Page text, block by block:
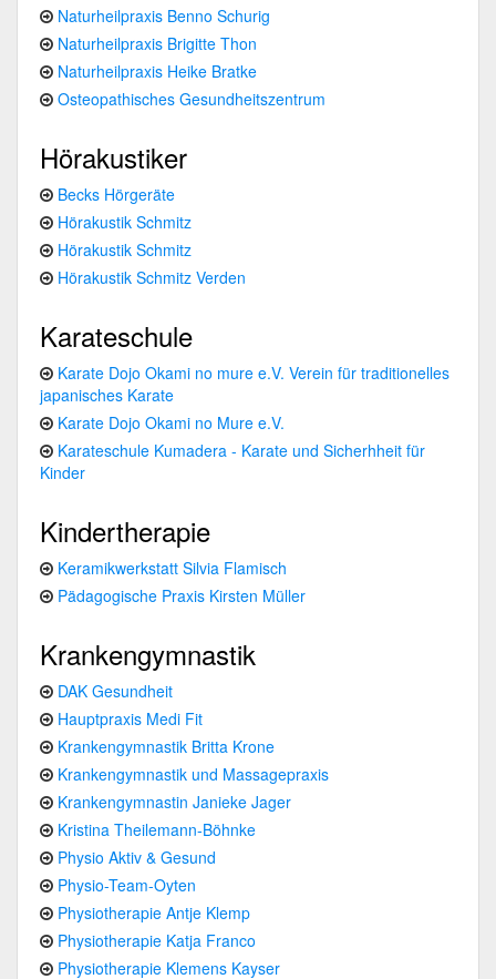
Naturheilpraxis Benno Schurig
Naturheilpraxis Brigitte Thon
Naturheilpraxis Heike Bratke
Osteopathisches Gesundheitszentrum
Hörakustiker
Becks Hörgeräte
Hörakustik Schmitz
Hörakustik Schmitz
Hörakustik Schmitz Verden
Karateschule
Karate Dojo Okami no mure e.V. Verein für traditionelles
japanisches Karate
Karate Dojo Okami no Mure e.V.
Karateschule Kumadera - Karate und Sicherhheit für
Kinder
Kindertherapie
Keramikwerkstatt Silvia Flamisch
Pädagogische Praxis Kirsten Müller
Krankengymnastik
DAK Gesundheit
Hauptpraxis Medi Fit
Krankengymnastik Britta Krone
Krankengymnastik und Massagepraxis
Krankengymnastin Janieke Jager
Kristina Theilemann-Böhnke
Physio Aktiv & Gesund
Physio-Team-Oyten
Physiotherapie Antje Klemp
Physiotherapie Katja Franco
Physiotherapie Klemens Kayser